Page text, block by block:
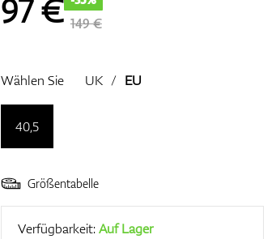
97€ 149 €
Wählen Sie UK / EU
40,5
Größentabelle
Verfügbarkeit:Auf Lager